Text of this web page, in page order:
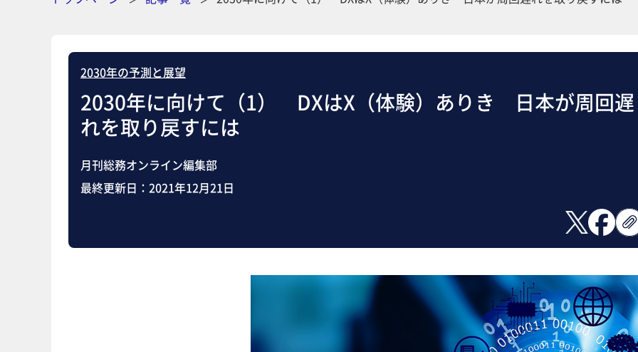
2030年の予測と展望
2030年に向けて（1） DXはX（体験）ありき 日本が周回遅
れを取り戻すには
月刊総務オンライン編集部
最終更新日： 2021年12月21日